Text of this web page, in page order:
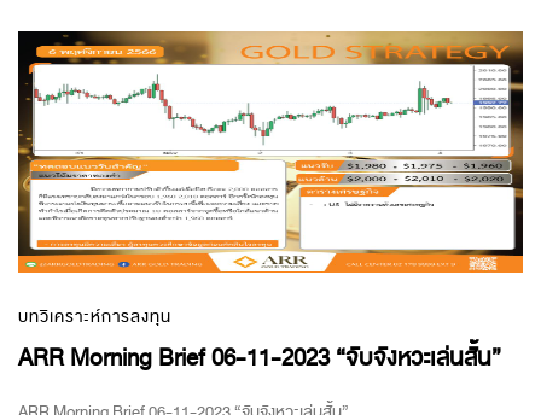
บทวิเคราะห์การลงทุน
ARR Morning Brief 06-11-2023 “จับจังหวะเล่นสั้น”